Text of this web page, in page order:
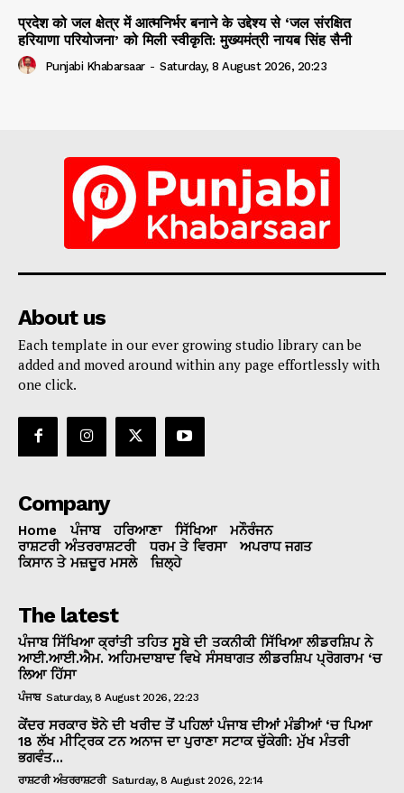
प्रदेश को जल क्षेत्र में आत्मनिर्भर बनाने के उद्देश्य से ‘जल संरक्षित
हरियाणा परियोजना’ को मिली स्वीकृति: मुख्यमंत्री नायब सिंह सैनी
Punjabi Khabarsaar - Saturday, 8 August 2026, 20:23
About us
Each template in our ever growing studio library can be
added and moved around within any page effortlessly with
one click.
Company
Home ਪੰਜਾਬ ਹਰਿਆਣਾ ਸਿੱਖਿਆ
ਮਨੌਰੰਜਨ
ਰਾਸ਼ਟਰੀ ਅੰਤਰਰਾਸ਼ਟਰੀ
ਧਰਮ ਤੇ ਵਿਰਸਾ
ਅਪਰਾਧ ਜਗਤ
ਕਿਸਾਨ ਤੇ ਮਜ਼ਦੂਰ ਮਸਲੇ
ਜ਼ਿਲ੍ਹੇ
The latest
ਪੰਜਾਬ ਸਿੱਖਿਆ ਕ੍ਰਾਂਤੀ ਤਹਿਤ ਸੂਬੇ ਦੀ ਤਕਨੀਕੀ ਸਿੱਖਿਆ ਲੀਡਰਸ਼ਿਪ ਨੇ
ਆਈ.ਆਈ.ਐਮ. ਅਹਿਮਦਾਬਾਦ ਵਿਖੇ ਸੰਸਥਾਗਤ ਲੀਡਰਸ਼ਿਪ ਪ੍ਰੋਗਰਾਮ ‘ਚ
ਲਿਆ ਹਿੱਸਾ
ਪੰਜਾਬ Saturday, 8 August 2026, 22:23
ਕੇਂਦਰ ਸਰਕਾਰ ਝੋਨੇ ਦੀ ਖਰੀਦ ਤੋਂ ਪਹਿਲਾਂ ਪੰਜਾਬ ਦੀਆਂ ਮੰਡੀਆਂ ‘ਚ ਪਿਆ
18 ਲੱਖ ਮੀਟ੍ਰਿਕ ਟਨ ਅਨਾਜ ਦਾ ਪੁਰਾਣਾ ਸਟਾਕ ਚੁੱਕੇਗੀ: ਮੁੱਖ ਮੰਤਰੀ
ਭਗਵੰਤ...
ਰਾਸ਼ਟਰੀ ਅੰਤਰਰਾਸ਼ਟਰੀ Saturday, 8 August 2026, 22:14